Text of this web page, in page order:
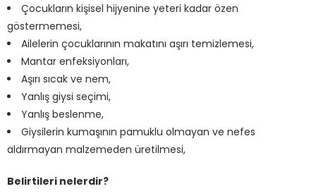
Çocukların kişisel hijyenine yeteri kadar özen
göstermemesi,
Ailelerin çocuklarının makatını aşırı temizlemesi,
Mantar enfeksiyonları,
Aşırı sıcak ve nem,
Yanlış giysi seçimi,
Yanlış beslenme,
Giysilerin kumaşının pamuklu olmayan ve nefes
aldırmayan malzemeden üretilmesi,
Belirtileri nelerdir?